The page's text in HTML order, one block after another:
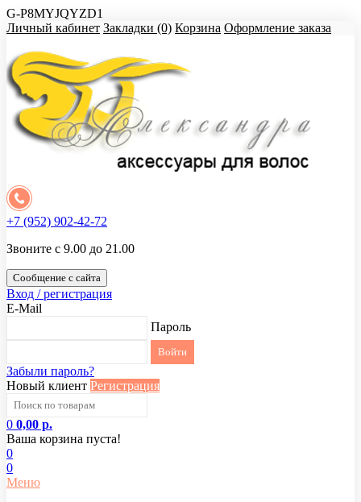
G-P8MYJQYZD1
Личный кабинет Закладки (0) Корзина Оформление заказа
+7 (952) 902-42-72
Звоните с 9.00 до 21.00
Сообщение с сайта
Вход / регистрация
E-Mail
Пароль
Забыли пароль?
Новый клиент Регистрация
0 0,00 р.
Ваша корзина пуста!
0
0
Меню